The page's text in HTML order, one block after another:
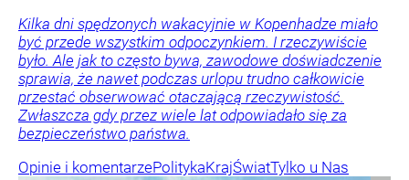
Kilka dni spędzonych wakacyjnie w Kopenhadze miało
być przede wszystkim odpoczynkiem. I rzeczywiście
było. Ale jak to często bywa, zawodowe doświadczenie
sprawia, że nawet podczas urlopu trudno całkowicie
przestać obserwować otaczającą rzeczywistość.
Zwłaszcza gdy przez wiele lat odpowiadało się za
bezpieczeństwo państwa.
Opinie i komentarzePolitykaKrajŚwiatTylko u Nas